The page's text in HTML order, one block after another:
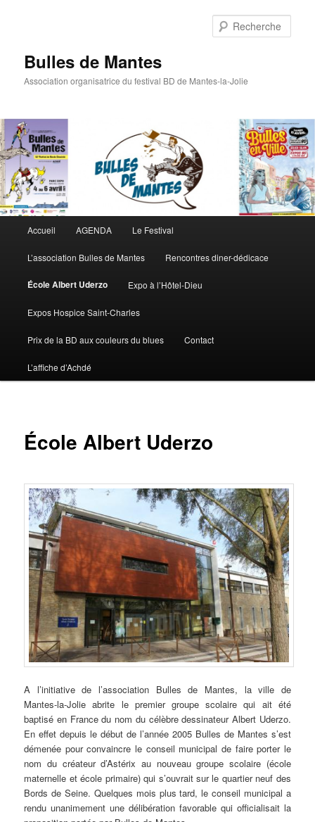
Bulles de Mantes
Association organisatrice du festival BD de Mantes-la-Jolie
Aller au contenu principal
Aller au contenu secondaire
Accueil AGENDA Le Festival
L’association Bulles de Mantes Rencontres diner-dédicace
École Albert Uderzo Expo à l’Hôtel-Dieu
Expos Hospice Saint-Charles
Prix de la BD aux couleurs du blues Contact
L’affiche d’Achdé
École Albert Uderzo
A l’initiative de l’association Bulles de Mantes, la ville de
Mantes-la-Jolie abrite le premier groupe scolaire qui ait été
baptisé en France du nom du célèbre dessinateur Albert Uderzo.
En effet depuis le début de l’année 2005 Bulles de Mantes s’est
démenée pour convaincre le conseil municipal de faire porter le
nom du créateur d’Astérix au nouveau groupe scolaire (école
maternelle et école primaire) qui s’ouvrait sur le quartier neuf des
Bords de Seine. Quelques mois plus tard, le conseil municipal a
rendu unanimement une délibération favorable qui officialisait la